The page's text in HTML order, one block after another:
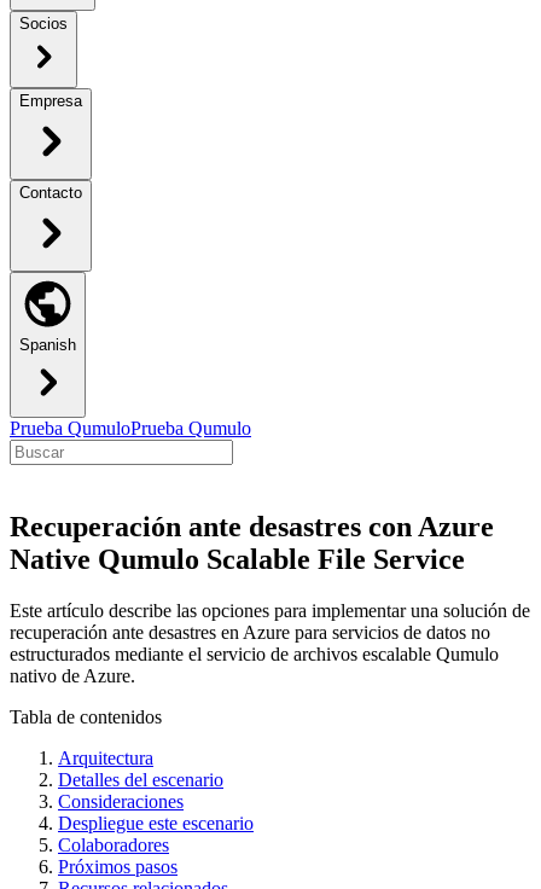
Socios
Empresa
Contacto
Spanish
Prueba QumuloPrueba Qumulo
Recuperación ante desastres con Azure
Native Qumulo Scalable File Service
Este artículo describe las opciones para implementar una solución de
recuperación ante desastres en Azure para servicios de datos no
estructurados mediante el servicio de archivos escalable Qumulo
nativo de Azure.
Tabla de contenidos
Arquitectura
Detalles del escenario
Consideraciones
Despliegue este escenario
Colaboradores
Próximos pasos